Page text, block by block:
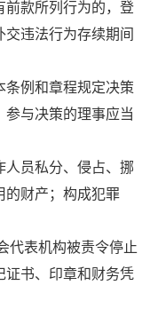
前款所列行为的，登
违法行为存续期间
条例和章程规定决策
参与决策的理事应当
人员私分、侵占、挪
的财产；构成犯罪
代表机构被责令停止
证书、印章和财务凭